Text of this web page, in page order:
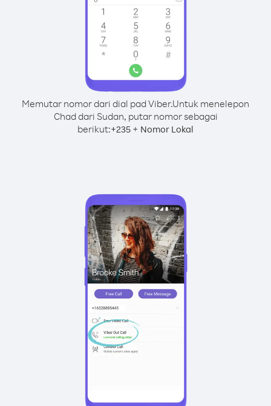
Memutar nomor dari dial pad Viber.Untuk menelepon
Chad dari Sudan, putar nomor sebagai
berikut:+235 + Nomor Lokal